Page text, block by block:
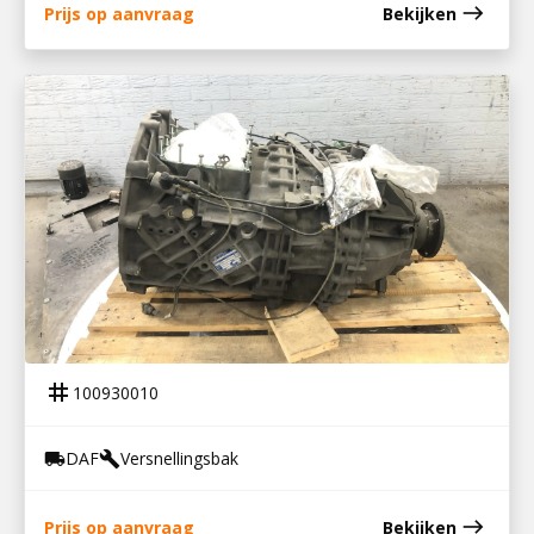
Prijs op aanvraag Bekijken east
100930010
VERSNELLINGSBAK 12 AS 2130 TD
tag 100930010
local_shippingDAFbuildVersnellingsbak
Prijs op aanvraag Bekijken east